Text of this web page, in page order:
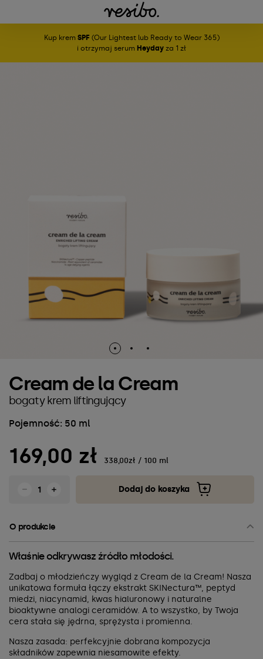
Kup kremSPF (Our Lightest lub Ready to Wear 365)
i otrzymaj serum Heyday za 1 zł
Cream de la Cream
bogaty krem liftingujący
Pojemność: 50 ml
169,00 zł 338,00zł / 100 ml
Dodaj do koszyka
O produkcie
Właśnie odkrywasz źródło młodości.
Zadbaj o młodzieńczy wygląd z Cream de la Cream! Nasza
unikatowa formuła łączy ekstrakt SKINectura™, peptyd
miedzi, niacynamid, kwas hialuronowy i naturalne
bioaktywne analogi ceramidów. A to wszystko, by Twoja
cera stała się jędrna, sprężysta i promienna.
Nasza zasada: perfekcyjnie dobrana kompozycja
składników zapewnia niesamowite efekty.